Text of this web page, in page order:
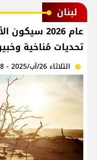
لبنان
عام 2026
تحديات مُناخية
الثلاثاء 26/آب/2025 - 11:58 ص